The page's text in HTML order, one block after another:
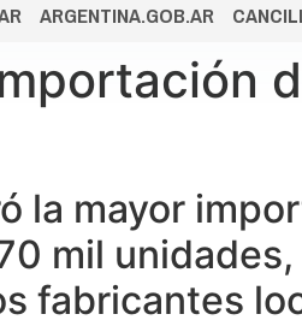
ARGENTINA.GOB.AR
la mayor
mil
fabricantes